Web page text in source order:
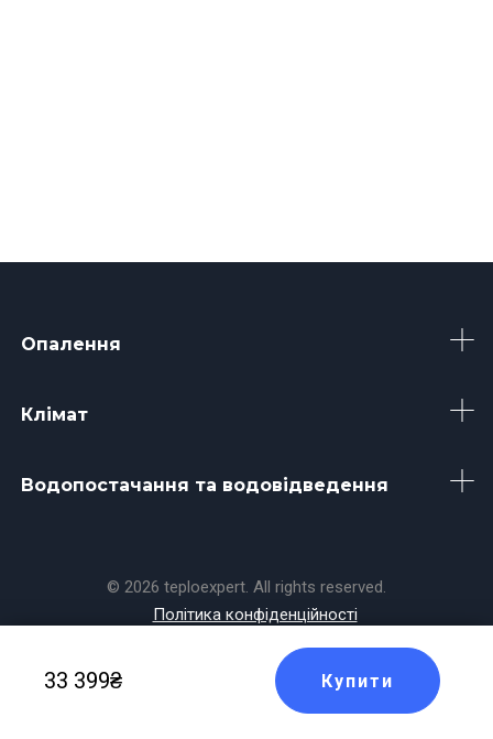
33 399₴ Купити
Опалення
Клімат
Водопостачання та водовідведення
© 2026 teploexpert. All rights reserved.
Політика конфіденційності
byKoala
Masters